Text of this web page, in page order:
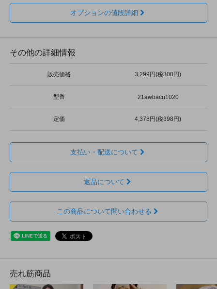
オプションの値段詳細
その他の詳細情報
販売価格 3,299円(税300円)
型番 21awbacn1020
定価 4,378円(税398円)
支払い・配送について
返品について
この商品について問い合わせる
売れ筋商品